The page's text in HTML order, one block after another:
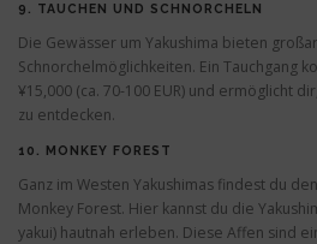
9. TAUCHEN UND SCHNORCHELN
Die Gewässer um Yakushima bieten
Schnorchelmöglichkeiten. Ein Tauchgang
¥15,000 (ca. 70-100 EUR) und ermöglicht
zu entdecken.
10. MONKEY FOREST
Ganz im Westen Yakushimas findest du
Monkey Forest. Hier kannst du die
yakui) hautnah erleben. Diese Affen sind